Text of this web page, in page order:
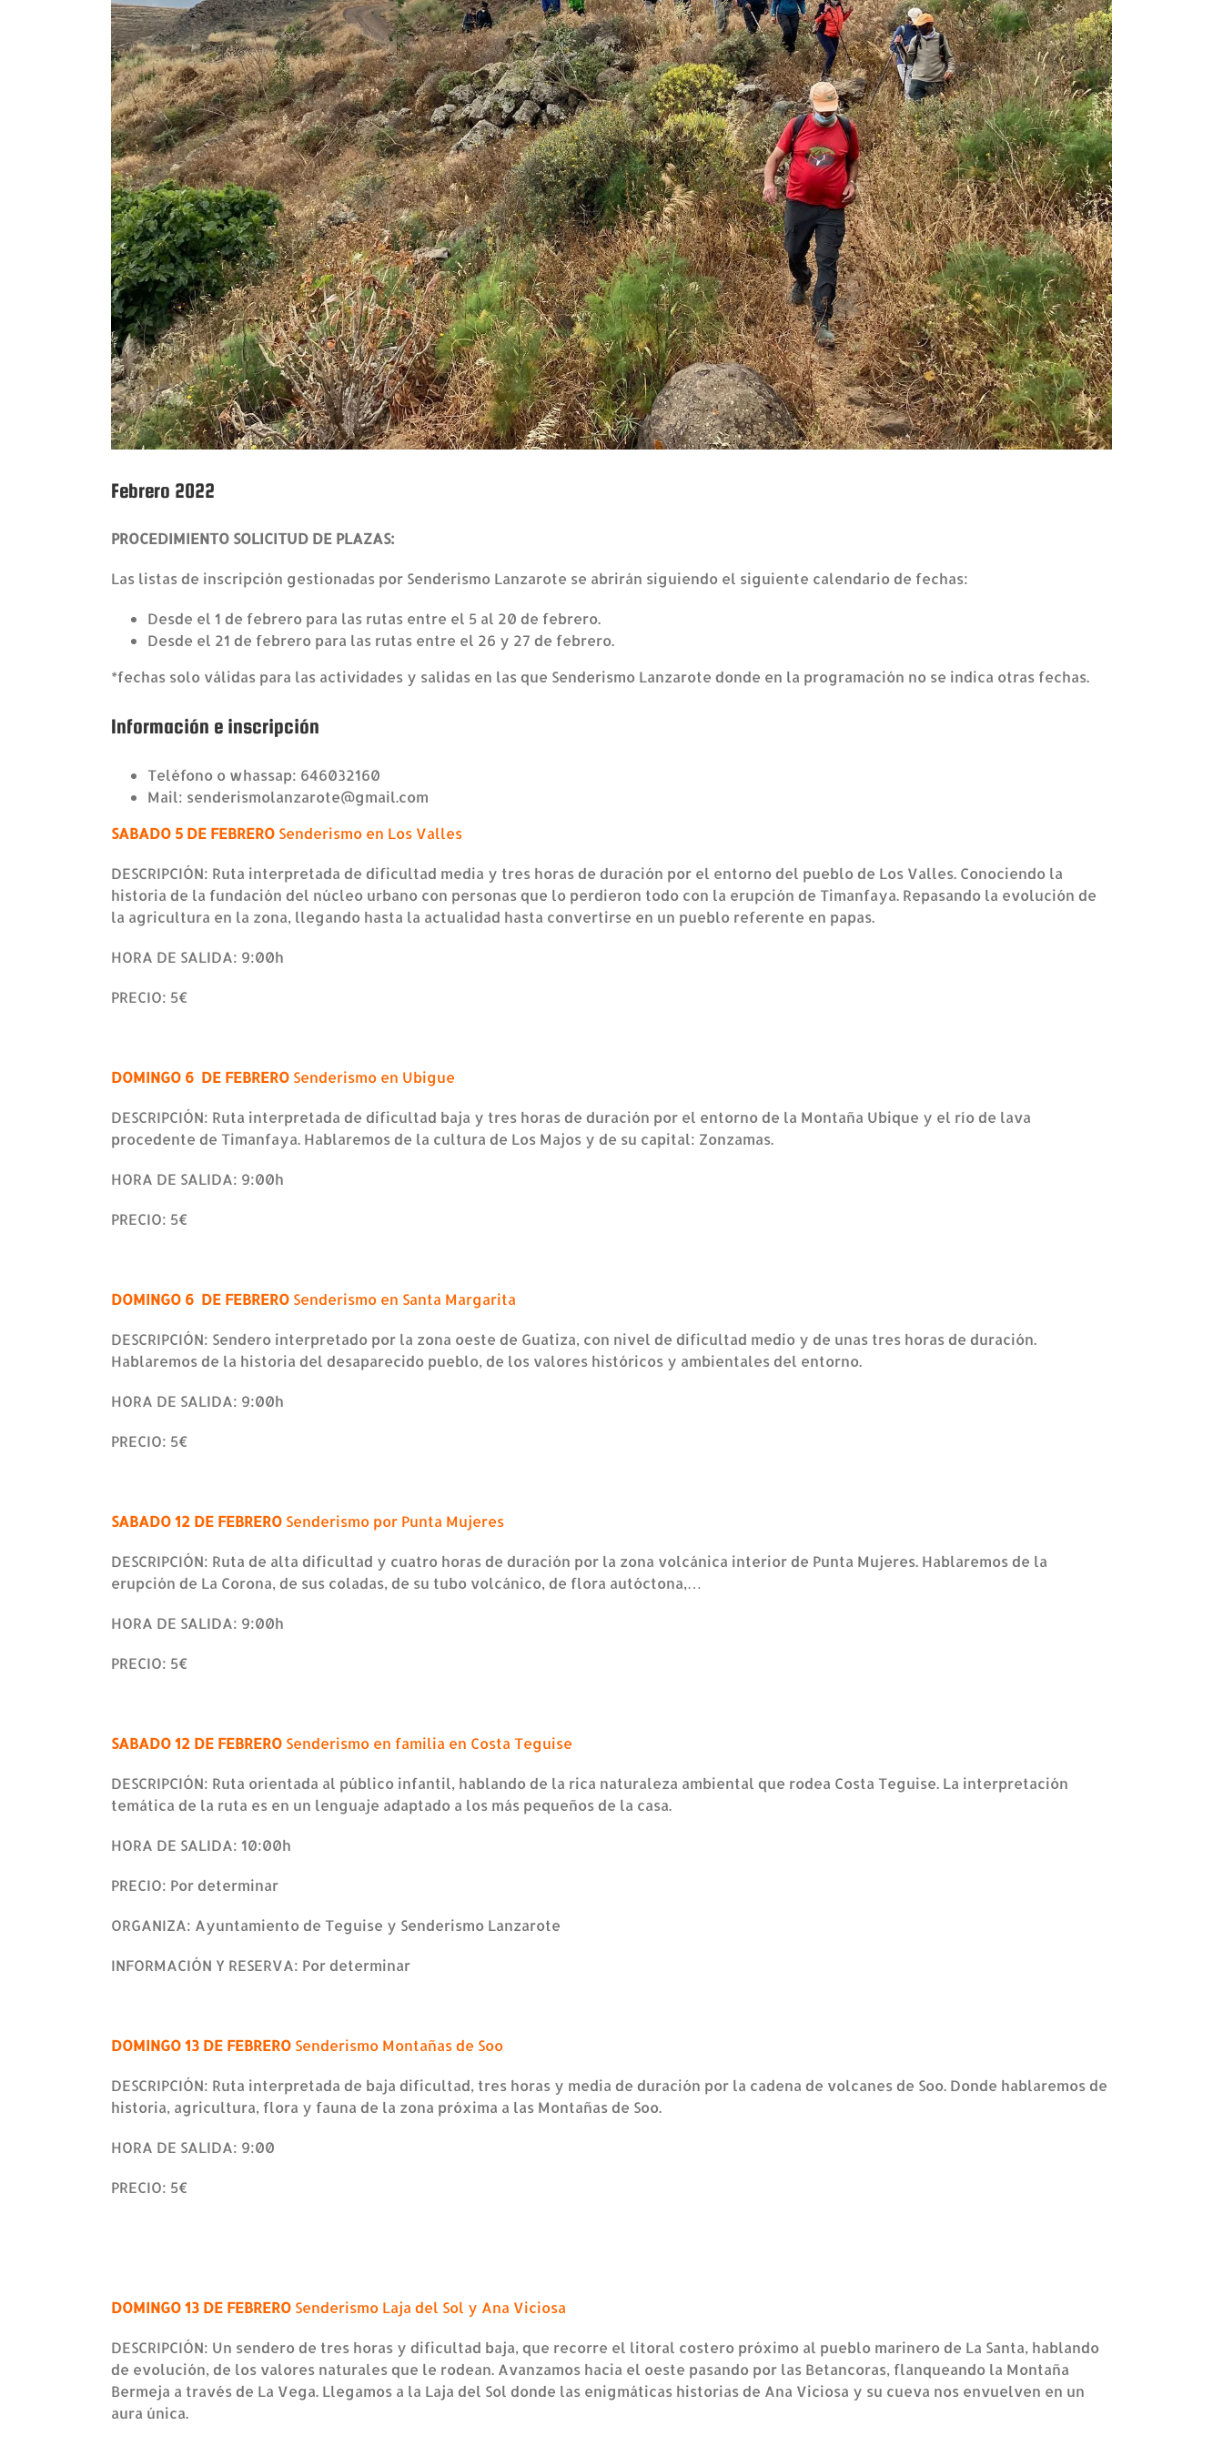
Febrero 2022
PROCEDIMIENTO SOLICITUD DE PLAZAS:
Las listas de inscripción gestionadas por Senderismo Lanzarote se abrirán siguiendo el siguiente calendario de fechas:
Desde el 1 de febrero para las rutas entre el 5 al 20 de febrero.
Desde el 21 de febrero para las rutas entre el 26 y 27 de febrero.
*fechas solo válidas para las actividades y salidas en las que Senderismo Lanzarote donde en la programación no se indica otras fechas.
Información e inscripción
Teléfono o whassap: 646032160
Mail: senderismolanzarote@gmail.com
SABADO 5 DE FEBRERO Senderismo en Los Valles
DESCRIPCIÓN: Ruta interpretada de dificultad media y tres horas de duración por el entorno del pueblo de Los Valles. Conociendo la
historia de la fundación del núcleo urbano con personas que lo perdieron todo con la erupción de Timanfaya. Repasando la evolución de
la agricultura en la zona, llegando hasta la actualidad hasta convertirse en un pueblo referente en papas.
HORA DE SALIDA: 9:00h
PRECIO: 5€
DOMINGO 6 DE FEBRERO Senderismo en Ubigue
DESCRIPCIÓN: Ruta interpretada de dificultad baja y tres horas de duración por el entorno de la Montaña Ubique y el río de lava
procedente de Timanfaya. Hablaremos de la cultura de Los Majos y de su capital: Zonzamas.
HORA DE SALIDA: 9:00h
PRECIO: 5€
DOMINGO 6 DE FEBRERO Senderismo en Santa Margarita
DESCRIPCIÓN: Sendero interpretado por la zona oeste de Guatiza, con nivel de dificultad medio y de unas tres horas de duración.
Hablaremos de la historia del desaparecido pueblo, de los valores históricos y ambientales del entorno.
HORA DE SALIDA: 9:00h
PRECIO: 5€
SABADO 12 DE FEBRERO Senderismo por Punta Mujeres
DESCRIPCIÓN: Ruta de alta dificultad y cuatro horas de duración por la zona volcánica interior de Punta Mujeres. Hablaremos de la
erupción de La Corona, de sus coladas, de su tubo volcánico, de flora autóctona,…
HORA DE SALIDA: 9:00h
PRECIO: 5€
SABADO 12 DE FEBRERO Senderismo en familia en Costa Teguise
DESCRIPCIÓN: Ruta orientada al público infantil, hablando de la rica naturaleza ambiental que rodea Costa Teguise. La interpretación
temática de la ruta es en un lenguaje adaptado a los más pequeños de la casa.
HORA DE SALIDA: 10:00h
PRECIO: Por determinar
ORGANIZA: Ayuntamiento de Teguise y Senderismo Lanzarote
INFORMACIÓN Y RESERVA: Por determinar
DOMINGO 13 DE FEBRERO Senderismo Montañas de Soo
DESCRIPCIÓN: Ruta interpretada de baja dificultad, tres horas y media de duración por la cadena de volcanes de Soo. Donde hablaremos de
historia, agricultura, flora y fauna de la zona próxima a las Montañas de Soo.
HORA DE SALIDA: 9:00
PRECIO: 5€
DOMINGO 13 DE FEBRERO Senderismo Laja del Sol y Ana Viciosa
DESCRIPCIÓN: Un sendero de tres horas y dificultad baja, que recorre el litoral costero próximo al pueblo marinero de La Santa, hablando
de evolución, de los valores naturales que le rodean. Avanzamos hacia el oeste pasando por las Betancoras, flanqueando la Montaña
Bermeja a través de La Vega. Llegamos a la Laja del Sol donde las enigmáticas historias de Ana Viciosa y su cueva nos envuelven en un
aura única.